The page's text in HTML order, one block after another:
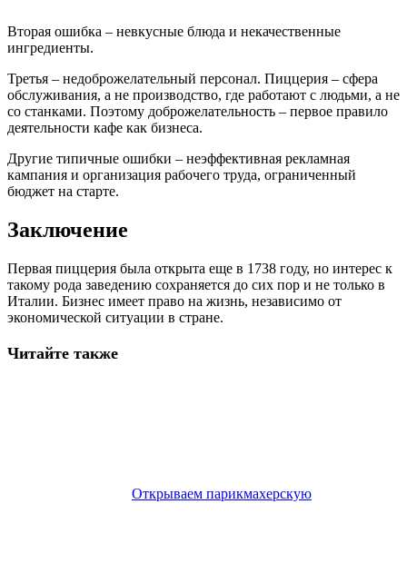
Вторая ошибка – невкусные блюда и некачественные
ингредиенты.
Третья – недоброжелательный персонал. Пиццерия – сфера
обслуживания, а не производство, где работают с людьми, а не
со станками. Поэтому доброжелательность – первое правило
деятельности кафе как бизнеса.
Другие типичные ошибки – неэффективная рекламная
кампания и организация рабочего труда, ограниченный
бюджет на старте.
Заключение
Первая пиццерия была открыта еще в 1738 году, но интерес к
такому рода заведению сохраняется до сих пор и не только в
Италии. Бизнес имеет право на жизнь, независимо от
экономической ситуации в стране.
Читайте также
Открываем парикмахерскую